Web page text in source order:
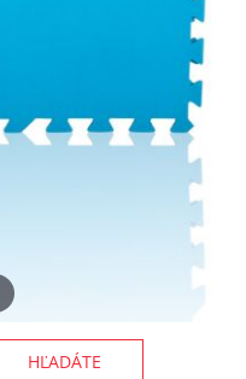
HĽADÁTE